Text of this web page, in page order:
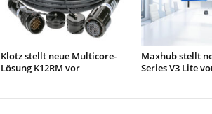
Klotz stellt neue Multicore-
Lösung K12RM vor
Maxhub stellt
Series V3 Lite